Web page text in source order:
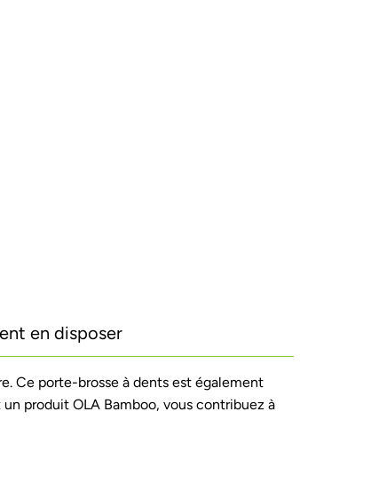
en disposer
Ce porte-brosse à dents est également
produit OLA Bamboo, vous contribuez à